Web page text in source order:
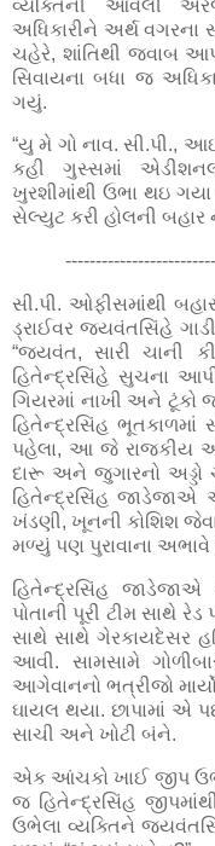
વ્યક્તિની આવેલી
અધિકારીને અર્થ વગરના
ચહેરે, શાંતિથી જવાબ
સિવાયના બધા જ
ગયું.
“યુ મે ગો નાવ. સી.પી.,
કહી ગુસ્સમાં એડીશનલ
ખુરશીમાંથી ઉભા થઇ
સેલ્યુટ કરી હોલની બહાર
સી.પી. ઓફીસમાંથી
ડ્રાઈવર જયવંતસિંહે
“જયવંત, સારી ચાની
હિતેન્દ્રસિંહે સુચના
ગિયરમાં નાખી અને
હિતેન્દ્રસિંહ
પહેલા, આ જે રાજકીય
દારૂ અને જુગારનો અડ્ડો
હિતેન્દ્રસિંહ જાડેજાએ
ખંડણી, ખૂનની કોશિશ
મળ્યું પણ પુરાવાના
હિતેન્દ્રસિંહ
પોતાની પૂરી ટીમ સાથે
સાથે સાથે ગેરકાયદેસર
આવી. સામસામે
આગેવાનનો ભત્રીજો
ઘાયલ થયા. છાપામાં એ
સાચી અને ખોટી બંને.
એક આંચકો ખાઈ જીપ
જ હિતેન્દ્રસિંહ
ઉભેલા વ્યક્તિને